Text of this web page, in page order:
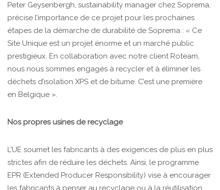
Peter Geysenbergh, sustainability manager chez Soprema,
précise l’importance de ce projet pour les prochaines
étapes de la démarche de durabilité de Soprema : « Ce
Site Unique est un projet énorme et un marché public
prestigieux. En collaboration avec notre client Roteam,
nous nous sommes engagés à recycler et à éliminer les
déchets d’isolation XPS et de bitume. C’est une première
en Belgique ».
Nos propres usines de recyclage
L’UE soumet les fabricants à des exigences de plus en plus
strictes afin de réduire les déchets. Ainsi, le programme
EPR (Extended Producer Responsibility) vise à encourager
les fabricants à penser au recyclage ou à la réutilisation